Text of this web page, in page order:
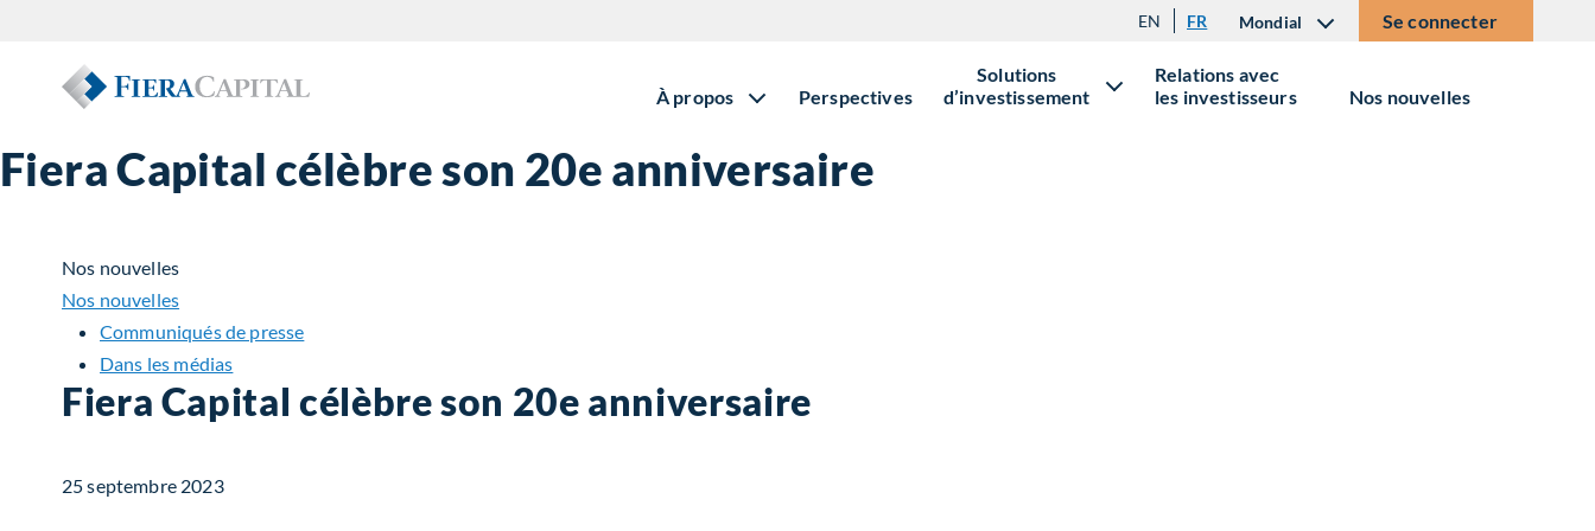
EN FR Mondial Se connecter
À propos Perspectives
Solutions
d’investissement
Relations avec
les investisseurs
Nos nouvelles
Fiera Capital célèbre son 20e anniversaire
Nos nouvelles
Nos nouvelles
Communiqués de presse
Dans les médias
Fiera Capital célèbre son 20e anniversaire
25 septembre 2023